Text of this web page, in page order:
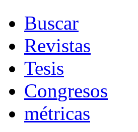
Buscar
Revistas
Tesis
Congresos
métricas